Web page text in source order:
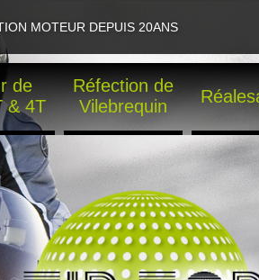
MOTEUR DEPUIS 20ANS
de
& 4T
Réfection de
Vilebrequin